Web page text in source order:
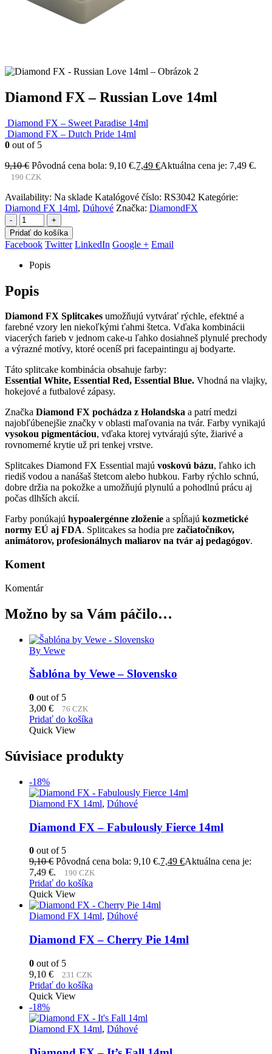
Diamond FX – Russian Love 14ml
Diamond FX – Sweet Paradise 14ml
Diamond FX – Dutch Pride 14ml
0 out of 5
9,10€ Pôvodná cena bola: 9,10 €.7,49 €Aktuálna cena je: 7,49 €.
190 CZK
Availability: Na sklade Katalógové číslo: RS3042 Kategórie:
Diamond FX 14ml, Dúhové Značka: DiamondFX
-
+
Pridať do košíka
Facebook Twitter LinkedIn Google + Email
Popis
Popis
Diamond FX Splitcakes umožňujú vytvárať rýchle, efektné a
farebné vzory len niekoľkými ťahmi štetca. Vďaka kombinácii
viacerých farieb v jednom cake-u ľahko dosiahneš plynulé prechody
a výrazné motívy, ktoré oceníš pri facepaintingu aj bodyarte.
Táto splitcake kombinácia obsahuje farby:
Essential White, Essential Red, Essential Blue. Vhodná na vlajky,
hokejové a futbalové zápasy.
Značka Diamond FX pochádza z Holandska a patrí medzi
najobľúbenejšie značky v oblasti maľovania na tvár. Farby vynikajú
vysokou pigmentáciou, vďaka ktorej vytvárajú sýte, žiarivé a
rovnomerné krytie už pri tenkej vrstve.
Splitcakes Diamond FX Essential majú voskovú bázu, ľahko ich
riediš vodou a nanášaš štetcom alebo hubkou. Farby rýchlo schnú,
dobre držia na pokožke a umožňujú plynulú a pohodlnú prácu aj
počas dlhších akcií.
Farby ponúkajú hypoalergénne zloženie a spĺňajú kozmetické
normy EÚ aj FDA. Splitcakes sa hodia pre začiatočníkov,
animátorov, profesionálnych maliarov na tvár aj pedagógov.
Koment
Komentár
Možno by sa Vám páčilo…
By Vewe
Šablóna by Vewe – Slovensko
0 out of 5
3,00 € 76 CZK
Pridať do košíka
Quick View
Súvisiace produkty
-18%
Diamond FX 14ml, Dúhové
Diamond FX – Fabulously Fierce 14ml
0 out of 5
9,10€ Pôvodná cena bola: 9,10 €.7,49 €Aktuálna cena je:
7,49 €.
190 CZK
Pridať do košíka
Quick View
Diamond FX 14ml, Dúhové
Diamond FX – Cherry Pie 14ml
0 out of 5
9,10 € 231 CZK
Pridať do košíka
Quick View
-18%
Diamond FX 14ml, Dúhové